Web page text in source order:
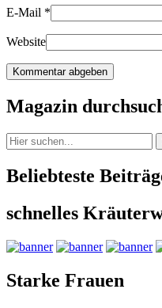
E-Mail *
Website
Magazin
Beliebteste
schnelles
Starke Frauen